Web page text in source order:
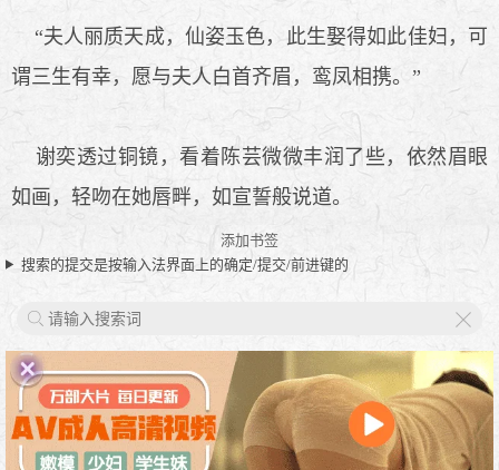
“夫人丽质天成，仙姿玉色，此生娶得如此佳妇，可
谓三生有幸，愿与夫人白首齐眉，鸾凤相携。”
谢奕透过铜镜，看着陈芸微微丰润了些，依然眉眼
如画，轻吻在她唇畔，如宣誓般说道。
添加书签
搜索的提交是按输入法界面上的确定/提交/前进键的